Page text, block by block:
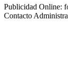
Publicidad Online:
Contacto